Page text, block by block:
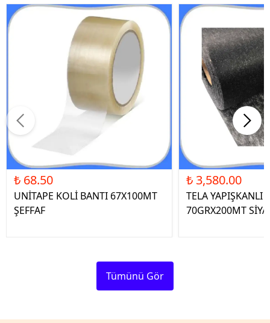
₺ 68.50
UNİTAPE KOLİ BANTI 67X100MT
ŞEFFAF
₺ 3,580.00
TELA YAPIŞKANLI
70GRX200MT
Tümünü Gör